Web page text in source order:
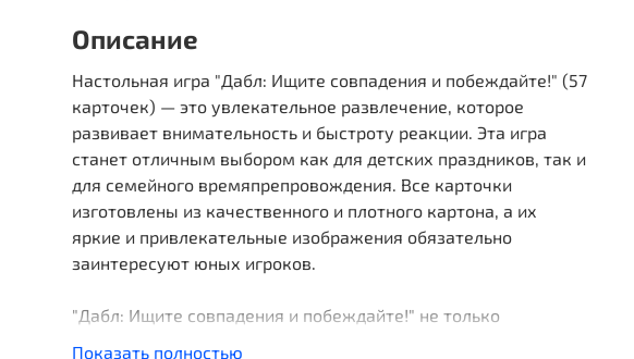
Описание
Настольная игра "Дабл: Ищите совпадения и побеждайте!" (57
карточек) — это увлекательное развлечение, которое
развивает внимательность и быстроту реакции. Эта игра
станет отличным выбором как для детских праздников, так и
для семейного времяпрепровождения. Все карточки
изготовлены из качественного и плотного картона, а их
яркие и привлекательные изображения обязательно
заинтересуют юных игроков.
"Дабл: Ищите совпадения и побеждайте!" не только
Показать полностью